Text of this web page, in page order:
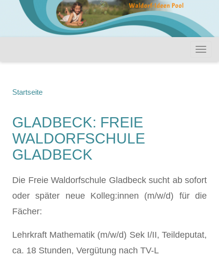
Startseite
GLADBECK: FREIE
WALDORFSCHULE
GLADBECK
Die Freie Waldorfschule Gladbeck sucht ab sofort
oder später neue Kolleg:innen (m/w/d) für die
Fächer:
Lehrkraft Mathematik (m/w/d) Sek I/II, Teildeputat,
ca. 18 Stunden, Vergütung nach TV-L